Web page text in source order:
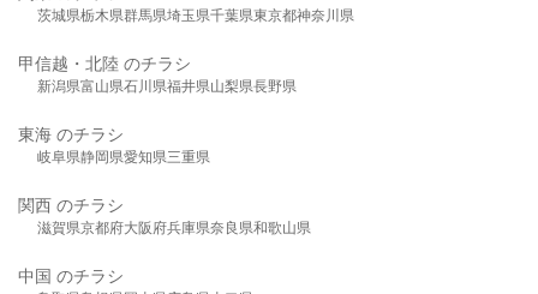
茨城県栃木県群馬県埼玉県千葉県東京都神奈川県
甲信越・北陸 のチラシ
新潟県富山県石川県福井県山梨県長野県
東海 のチラシ
岐阜県静岡県愛知県三重県
関西 のチラシ
滋賀県京都府大阪府兵庫県奈良県和歌山県
中国 のチラシ